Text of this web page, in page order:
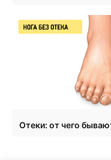
Отеки: от чего